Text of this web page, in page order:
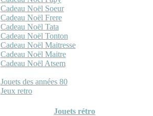
Cadeau Noël Soeur
Cadeau Noël Frere
Cadeau Noël Tata
Cadeau Noël Tonton
Cadeau Noël Maitresse
Cadeau Noël Maitre
Cadeau Noël Atsem
Jouets des années 80
Jeux retro
Jouets rétro